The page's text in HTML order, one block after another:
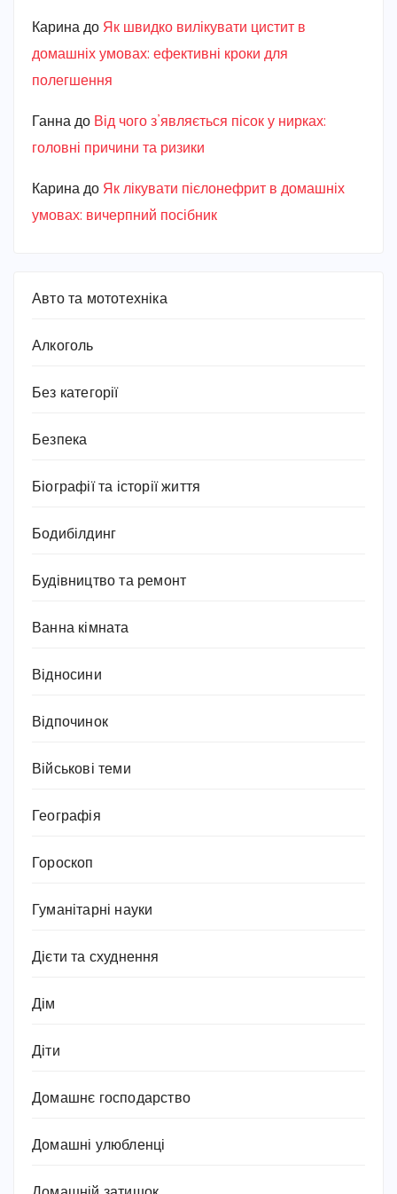
Карина до Як швидко вилікувати цистит в
домашніх умовах: ефективні кроки для
полегшення
Ганна до Від чого з’являється пісок у нирках:
головні причини та ризики
Карина до Як лікувати пієлонефрит в домашніх
умовах: вичерпний посібник
Авто та мототехніка
Алкоголь
Без категорії
Безпека
Біографії та історії життя
Бодибілдинг
Будівництво та ремонт
Ванна кімната
Відносини
Відпочинок
Військові теми
Географія
Гороскоп
Гуманітарні науки
Дієти та схуднення
Дім
Діти
Домашнє господарство
Домашні улюбленці